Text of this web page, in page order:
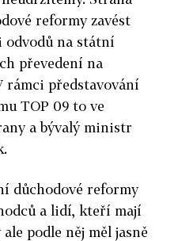
reformy zavést
odvodů na státní
převedení na
rámci představování
TOP 09 to ve
a bývalý ministr
důchodové reformy
a lidí, kteří mají
podle něj měl jasně